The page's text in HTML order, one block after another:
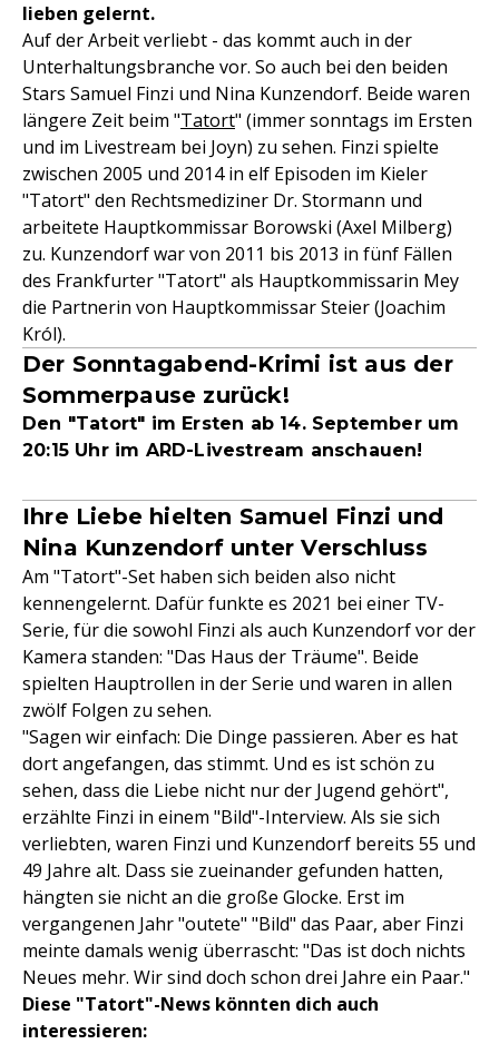
lieben gelernt.
Auf der Arbeit verliebt - das kommt auch in der
Unterhaltungsbranche vor. So auch bei den beiden
Stars Samuel Finzi und Nina Kunzendorf. Beide waren
längere Zeit beim "Tatort" (immer sonntags im Ersten
und im Livestream bei Joyn) zu sehen. Finzi spielte
zwischen 2005 und 2014 in elf Episoden im Kieler
"Tatort" den Rechtsmediziner Dr. Stormann und
arbeitete Hauptkommissar Borowski (Axel Milberg)
zu. Kunzendorf war von 2011 bis 2013 in fünf Fällen
des Frankfurter "Tatort" als Hauptkommissarin Mey
die Partnerin von Hauptkommissar Steier (Joachim
Król).
Der Sonntagabend-Krimi ist aus der
Sommerpause zurück!
Den "Tatort" im Ersten ab 14. September um
20:15 Uhr im ARD-Livestream anschauen!
Ihre Liebe hielten Samuel Finzi und
Nina Kunzendorf unter Verschluss
Am "Tatort"-Set haben sich beiden also nicht
kennengelernt. Dafür funkte es 2021 bei einer TV-
Serie, für die sowohl Finzi als auch Kunzendorf vor der
Kamera standen: "Das Haus der Träume". Beide
spielten Hauptrollen in der Serie und waren in allen
zwölf Folgen zu sehen.
"Sagen wir einfach: Die Dinge passieren. Aber es hat
dort angefangen, das stimmt. Und es ist schön zu
sehen, dass die Liebe nicht nur der Jugend gehört",
erzählte Finzi in einem "Bild"-Interview. Als sie sich
verliebten, waren Finzi und Kunzendorf bereits 55 und
49 Jahre alt. Dass sie zueinander gefunden hatten,
hängten sie nicht an die große Glocke. Erst im
vergangenen Jahr "outete" "Bild" das Paar, aber Finzi
meinte damals wenig überrascht: "Das ist doch nichts
Neues mehr. Wir sind doch schon drei Jahre ein Paar."
Diese "Tatort"-News könnten dich auch
interessieren: